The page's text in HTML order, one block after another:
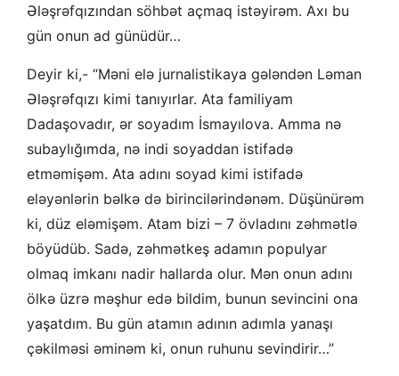
Ələşrəfqızından söhbət açmaq istəyirəm. Axı bu
gün onun ad günüdür…
Deyir ki,- “Məni elə jurnalistikaya gələndən Ləman
Ələşrəfqızı kimi tanıyırlar. Ata familiyam
Dadaşovadır, ər soyadım İsmayılova. Amma nə
subaylığımda, nə indi soyaddan istifadə
etməmişəm. Ata adını soyad kimi istifadə
eləyənlərin bəlkə də birincilərindənəm. Düşünürəm
ki, düz eləmişəm. Atam bizi – 7 övladını zəhmətlə
böyüdüb. Sadə, zəhmətkeş adamın populyar
olmaq imkanı nadir hallarda olur. Mən onun adını
ölkə üzrə məşhur edə bildim, bunun sevincini ona
yaşatdım. Bu gün atamın adının adımla yanaşı
çəkilməsi əminəm ki, onun ruhunu sevindirir…”